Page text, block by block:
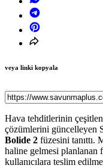
veya linki kopyala
Hava tehditlerinin
çözümlerini güncelleyen
Bolide 2 füzesini tanıttı.
haline gelmesi planlanan
kullanıcılara teslim